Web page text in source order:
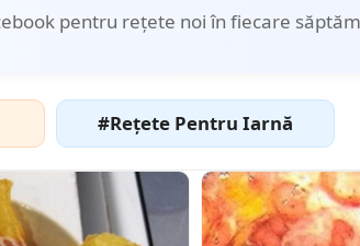
pentru rețete noi în fiecare
#Rețete Pentru Iarnă